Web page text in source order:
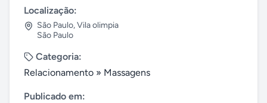
Localização:
São Paulo,Vila olimpia
São Paulo
Categoria:
Relacionamento » Massagens
Publicado em: